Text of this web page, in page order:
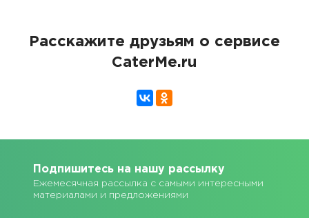
Расскажите друзьям о сервисе
CaterMe.ru
Подпишитесь на нашу рассылку
Ежемесячная рассылка с самыми интересными
материалами и предложениями